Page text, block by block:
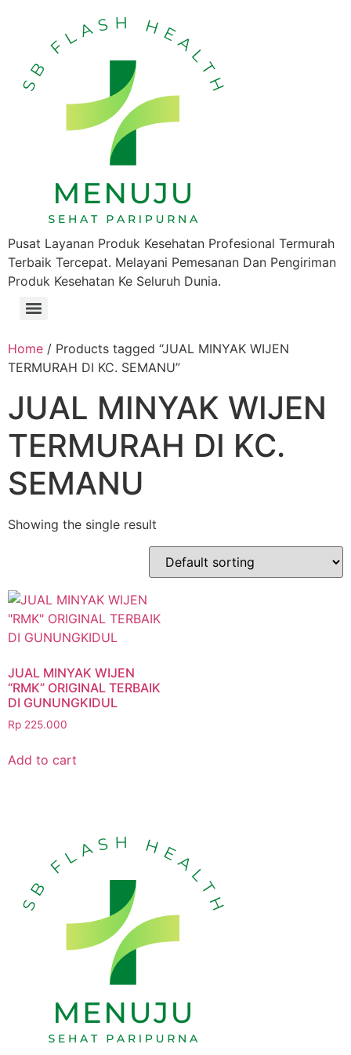
Pusat Layanan Produk Kesehatan Profesional Termurah
Terbaik Tercepat. Melayani Pemesanan Dan Pengiriman
Produk Kesehatan Ke Seluruh Dunia.
Home / Products tagged “JUAL MINYAK WIJEN
TERMURAH DI KC. SEMANU”
JUAL MINYAK WIJEN
TERMURAH DI KC.
SEMANU
Showing the single result
JUAL MINYAK WIJEN
“RMK” ORIGINAL TERBAIK
DI GUNUNGKIDUL
Rp 225.000
Add to cart